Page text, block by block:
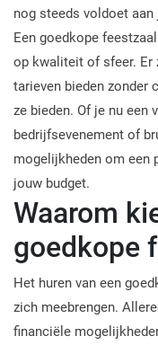
nog steeds voldoet
Een goedkope
op kwaliteit of sfeer. Er
tarieven bieden zonder
ze bieden. Of je nu een
bedrijfsevenement of
mogelijkheden om een
jouw budget.
Waarom
goedkope
Het huren van een
zich meebrengen.
financiële